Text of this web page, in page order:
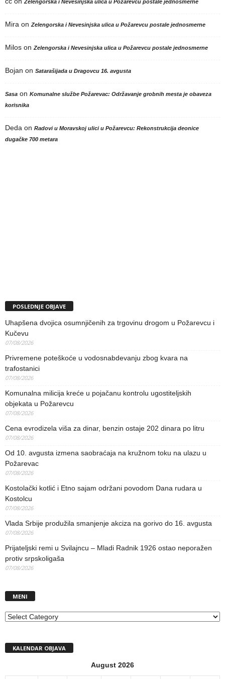
Zelengorska i Nevesinjska ulica u Požarevcu postale jednosmerne
Mira on Zelengorska i Nevesinjska ulica u Požarevcu postale jednosmerne
Milos on Zelengorska i Nevesinjska ulica u Požarevcu postale jednosmerne
Bojan on Satarašijada u Dragovcu 16. avgusta
Sasa on Komunalne službe Požarevac: Održavanje grobnih mesta je obaveza
korisnika
Deda on Radovi u Moravskoj ulici u Požarevcu: Rekonstrukcija deonice
dugačke 700 metara
POSLEDNJE OBJAVE
Uhapšena dvojica osumnjičenih za trgovinu drogom u Požarevcu i
Kučevu
07/08/2026
Privremene poteškoće u vodosnabdevanju zbog kvara na
trafostanici
07/08/2026
Komunalna milicija kreće u pojačanu kontrolu ugostiteljskih
objekata u Požarevcu
07/08/2026
Cena evrodizela viša za dinar, benzin ostaje 202 dinara po litru
07/08/2026
Od 10. avgusta izmena saobraćaja na kružnom toku na ulazu u
Požarevac
07/08/2026
Kostolački kotlić i Etno sajam održani povodom Dana rudara u
Kostolcu
07/08/2026
Vlada Srbije produžila smanjenje akciza na gorivo do 16. avgusta
07/08/2026
Prijateljski remi u Svilajncu – Mladi Radnik 1926 ostao neporažen
protiv srpskoligaša
07/08/2026
MENI
MENI
KALENDAR OBJAVA
August 2026